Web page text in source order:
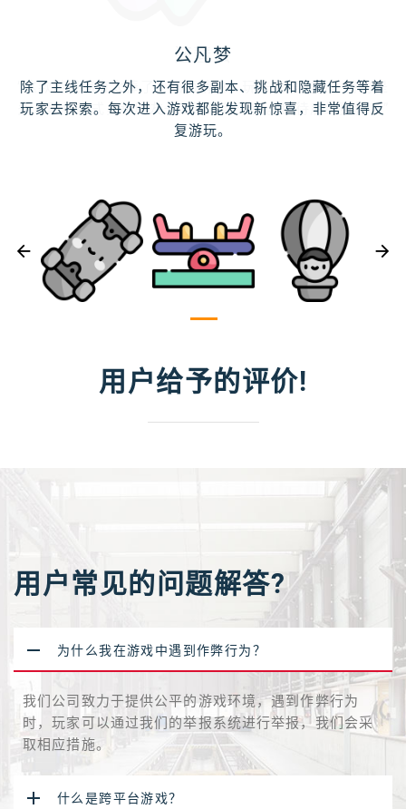
于希月
“虽然游戏的整体表现不错，但还是有一些地方可以改进。
比如说，加载速度有时候比较慢，战斗系统的手感也可以
再精细一些。不过，我依然给这款游戏打高分，因为它有
汪彗云
“这款游戏简直太棒了！画面精致，玩法也很创新，特别是
多人联机模式，和朋友一起玩乐趣无穷。期待后续更新！”
公凡梦
除了主线任务之外，还有很多副本、挑战和隐藏任务等着
玩家去探索。每次进入游戏都能发现新惊喜，非常值得反
复游玩。
松云澈
玩了几天，整体体验非常棒。虽然一开始可能有些不太适
应，但是随着进度的推进，越来越有趣了，特别是角色成
长和技能搭配方面的设计，真心不错！
用户给予的评价!
用户常见的问题解答?
为什么我在游戏中遇到作弊行为？
我们公司致力于提供公平的游戏环境，遇到作弊行为
时，玩家可以通过我们的举报系统进行举报，我们会采
取相应措施。
什么是跨平台游戏？